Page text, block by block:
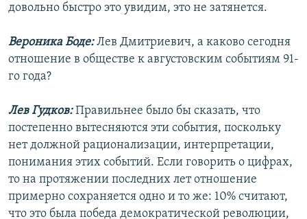
довольно быстро это увидим, это не затянется.
Вероника Боде:Лев Дмитриевич, а каково сегодня
отношение в обществе к августовским событиям 91-
го года?
Лев Гудков:Правильнее было бы сказать, что
постепенно вытесняются эти события, поскольку
нет должной рационализации, интерпретации,
понимания этих событий. Если говорить о цифрах,
то на протяжении последних лет отношение
примерно сохраняется одно и то же: 10% считают,
что это была победа демократической революции,